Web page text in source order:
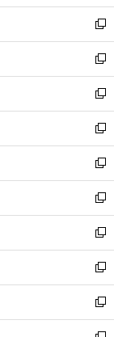
ウ
で
開
く
ン
ド
ウ
で
開
く
新
し
い
ウ
ィ
ン
ド
ウ
で
開
く
新
し
い
ウ
ィ
ン
ド
ウ
で
開
く
新
し
い
ウ
ィ
ン
ド
ウ
で
開
く
新
し
い
ウ
ィ
ン
ド
ウ
で
開
く
新
し
い
ウ
ィ
ン
ド
ウ
で
開
新
し
い
ウ
ィ
ン
ド
ウ
新
し
い
ウ
ィ
ン
新
し
い
ウ
新
し